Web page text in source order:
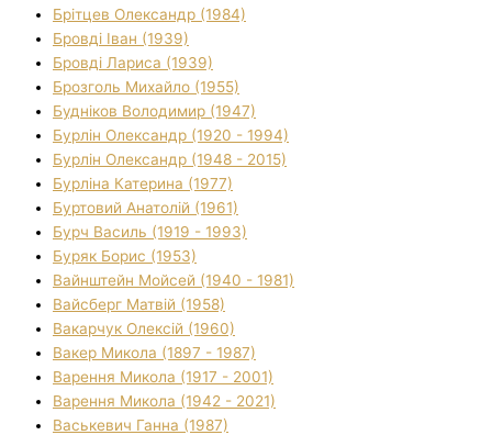
Брітцев Олександр (1984)
Бровді Іван (1939)
Бровді Лариса (1939)
Брозголь Михайло (1955)
Будніков Володимир (1947)
Бурлін Олександр (1920 - 1994)
Бурлін Олександр (1948 - 2015)
Бурліна Катерина (1977)
Буртовий Анатолій (1961)
Бурч Василь (1919 - 1993)
Буряк Борис (1953)
Вайнштейн Мойсей (1940 - 1981)
Вайсберг Матвій (1958)
Вакарчук Олексій (1960)
Вакер Микола (1897 - 1987)
Варення Микола (1917 - 2001)
Варення Микола (1942 - 2021)
Васькевич Ганна (1987)